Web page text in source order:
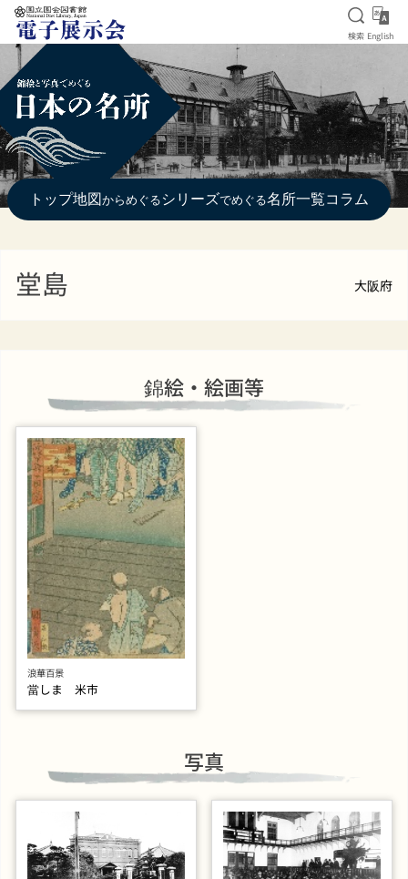
本文へ移動
検索を
検索 English
トップ地図 からめぐる シリーズでめぐる名所一覧コラム
堂島 大阪府
錦絵・絵画等
浪華百景
當しま 米市
写真